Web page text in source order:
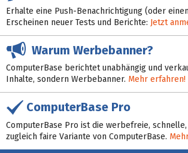
Erhalte eine Push-Benachrichtigung (oder
Erscheinen neuer Tests und Berichte: Jetzt
Warum Werbebanner?
ComputerBase berichtet unabhängig und
Inhalte, sondern Werbebanner. Mehr erfahren!
ComputerBase Pro
ComputerBase Pro ist die werbefreie,
zugleich faire Variante von ComputerBase.